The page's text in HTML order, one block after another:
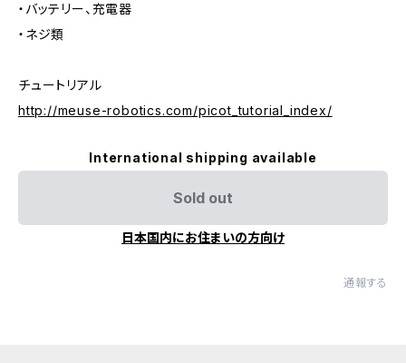
・バッテリー、充電器
・ネジ類
チュートリアル
http://meuse-robotics.com/picot_tutorial_index/
International shipping available
Sold out
日本国内にお住まいの方向け
通報する